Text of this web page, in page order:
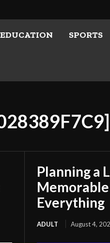
EDUCATION SPORTS
Planning a
Everything
ADULT August 4,